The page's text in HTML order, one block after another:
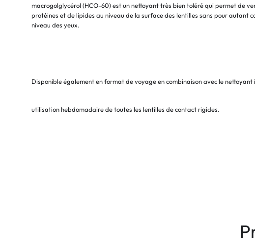
macrogolglycérol (HCO-60) est un nettoyant très bien toléré qui permet de
protéines et de lipides au niveau de la surface des lentilles sans pour autant
niveau des yeux.
Disponible également en format de voyage en combinaison avec le
utilisation hebdomadaire de toutes les lentilles de contact rigides.